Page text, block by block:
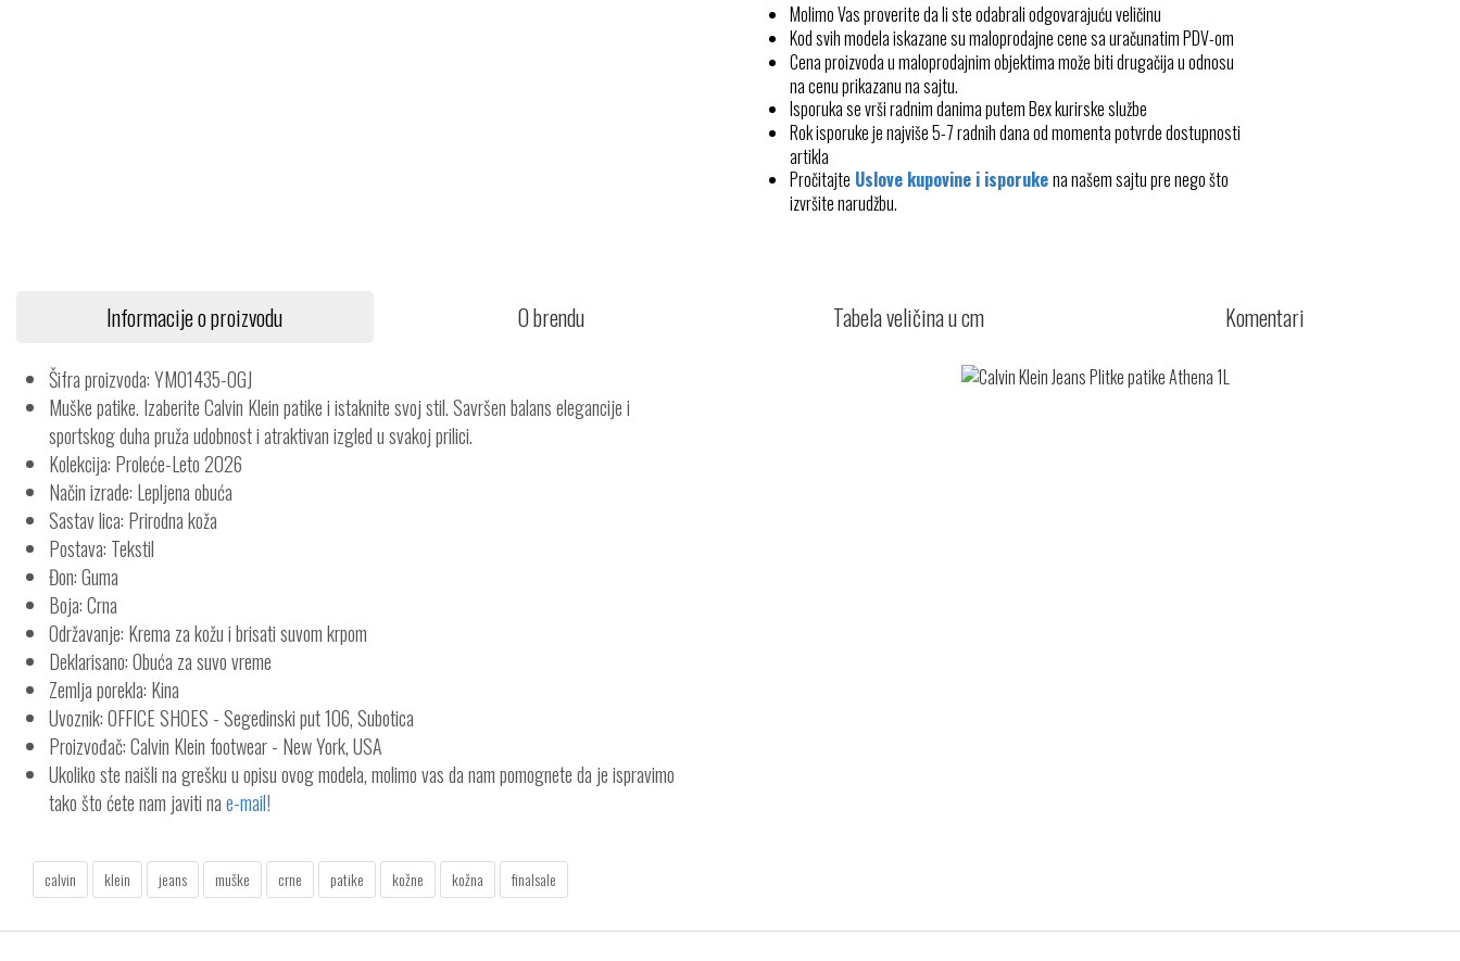
Molimo Vas proverite da li ste odabrali odgovarajuću veličinu
Kod svih modela iskazane su maloprodajne cene sa uračunatim PDV-om
Cena proizvoda u maloprodajnim objektima može biti drugačija u odnosu
na cenu prikazanu na sajtu.
Isporuka se vrši radnim danima putem Bex kurirske službe
Rok isporuke je najviše 5-7 radnih dana od momenta potvrde dostupnosti
artikla
Pročitajte Uslove kupovine i isporukena našem sajtu pre nego što
izvršite narudžbu.
Informacije o proizvodu O brendu Tabela veličina u cm Komentari
Šifra proizvoda: YM01435-0GJ
Muške patike. Izaberite Calvin Klein patike i istaknite svoj stil. Savršen balans elegancije i
sportskog duha pruža udobnost i atraktivan izgled u svakoj prilici.
Kolekcija: Proleće-Leto 2026
Način izrade: Lepljena obuća
Sastav lica: Prirodna koža
Postava: Tekstil
Đon: Guma
Boja: Crna
Održavanje: Krema za kožu i brisati suvom krpom
Deklarisano: Obuća za suvo vreme
Zemlja porekla: Kina
Uvoznik: OFFICE SHOES - Segedinski put 106, Subotica
Proizvođač: Calvin Klein footwear - New York, USA
Ukoliko ste naišli na grešku u opisu ovog modela, molimo vas da nam pomognete da je ispravimo
tako što ćete nam javiti nae-mail!
calvin klein jeans muške crne patike kožne kožna finalsale